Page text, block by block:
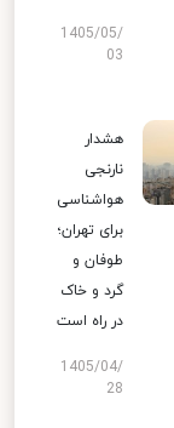
1405/05/
03
هشدار
نارنجی
هواشناسی
برای تهران؛
طوفان و
گرد و خاک
در راه است
1405/04/
28